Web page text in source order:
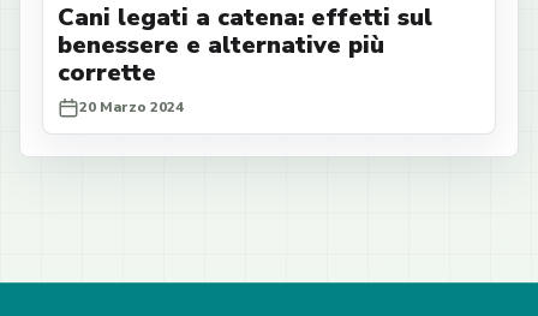
Cani legati a catena: effetti sul
benessere e alternative più
corrette
20 Marzo 2024